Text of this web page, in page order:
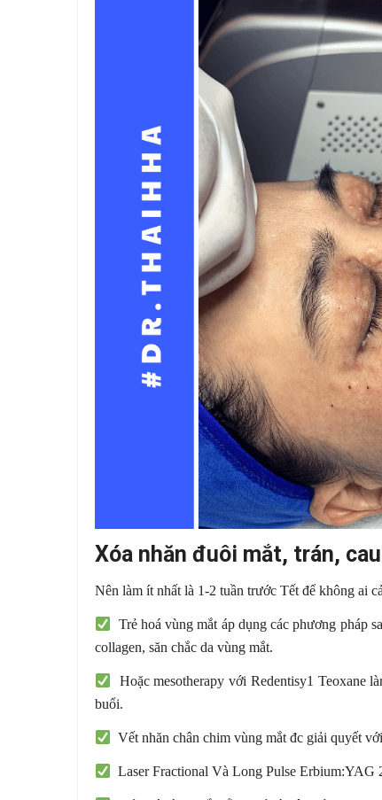
Xóa nhăn đuôi mắt, trán,
Nên làm ít nhất là 1-2 tuần trước Tết để không ai
Trẻ hoá vùng mắt áp dụng các phương pháp
collagen, săn chắc da vùng mắt.
Hoặc mesotherapy với Redentisy1 Teoxane
buổi.
Vết nhăn chân chim vùng mắt đc giải quyết
Laser Fractional Và Long Pulse Erbium:YAG